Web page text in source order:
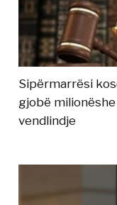
Sipërmarrësi
gjobë
vendlindje